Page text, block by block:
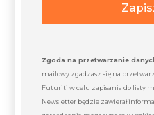
Zgoda na przetwarzanie
mailowy zgadzasz się na
Futuriti w celu zapisania do listy
Newsletter będzie zawierał